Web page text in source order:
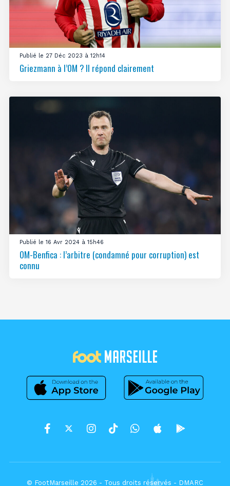
Publié le 27 Déc 2023 à 12h14
Griezmann à l’OM ? Il répond clairement
Publié le 16 Avr 2024 à 15h46
OM-Benfica : l’arbitre (condamné pour corruption) est
connu
© FootMarseille 2026 - Tous droits réservés - DMARC